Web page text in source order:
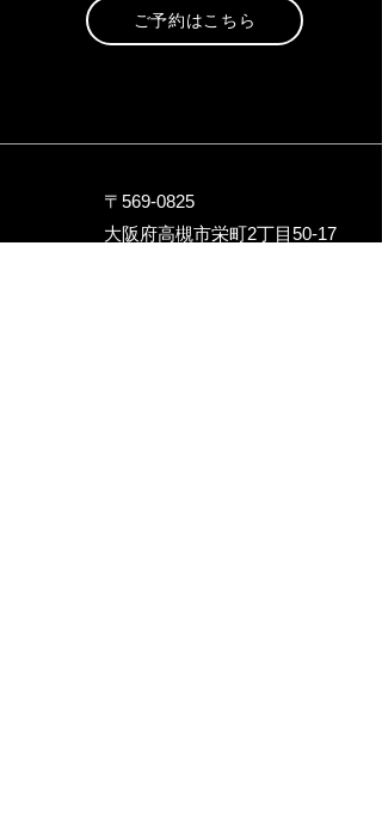
ご予約はこちら
〒569-0825
大阪府高槻市栄町2丁目50-17